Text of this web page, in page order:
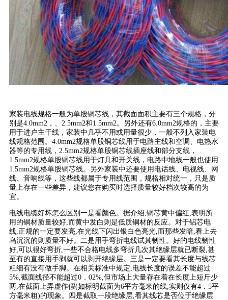
家装电线规格一般为单股铜芯线，其截面面积主要有三个规格，分
别是4.0mm2，、2.5mm2和1.5mm2。另外还有6.0mm2规格的，主要
用于进户主干线，家装中几乎不用或用量很少，一般不列入家装电
线规格范围。4.0mm2规格单股铜芯线用于电路主线和空调、电热水
器等的专用线，2.5mm2规格单股铜芯线插座线和部分支线，
1.5mm2规格单股铜芯线用于灯具和开关线，电路中地线一般也使用
1.5mm2规格单股铜芯线。另外家装中还要使用电话线、电视线、网
线、音响线等，这些线都属于专用线范围，规格相对统一，只是质
量上存在一些差异，建议您在购买时选择质量较好档次较高的为
宜。
电线电缆好坏怎么区别一是看颜色。据介绍,铜芯黄中偏红,表明所
用的铜材质量较好,而黄中发白则是低质铜材的反应。对于铝芯电
线,正规的一定要发亮,在光线下闪出银白色亮光,而那些发暗,看上去
乌沉沉的则质量不好。二是用手弯折电线试其韧性。好的电线韧性
好,可以很好弯折,一些不合格电线多弯折几次其绝缘层就已断裂,甚
至有的直接用手剥就可以剥开绝缘层。三是一定要看其长度与线芯
粗细有没有做手脚。在相关标准中规定,电线长度的误差不能超过
5%,截面线径不能超过0．02%,但市场上大量存在着在长度上短斤少
两,在截面上弄虚作假(如标明截面为6平方毫米的线,实则仅有4．5平
方毫米粗)的现象。四是截取一段绝缘层,看其线芯是否位于绝缘层